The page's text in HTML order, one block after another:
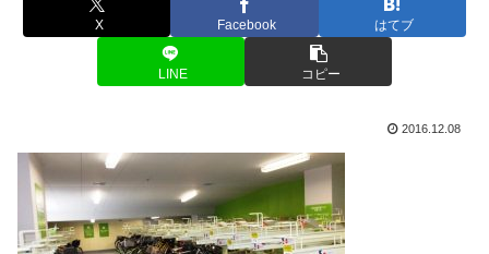
X Facebook はてブ
LINE コピー
2016.12.08